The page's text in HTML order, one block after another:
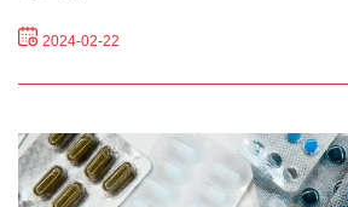
2024-02-22